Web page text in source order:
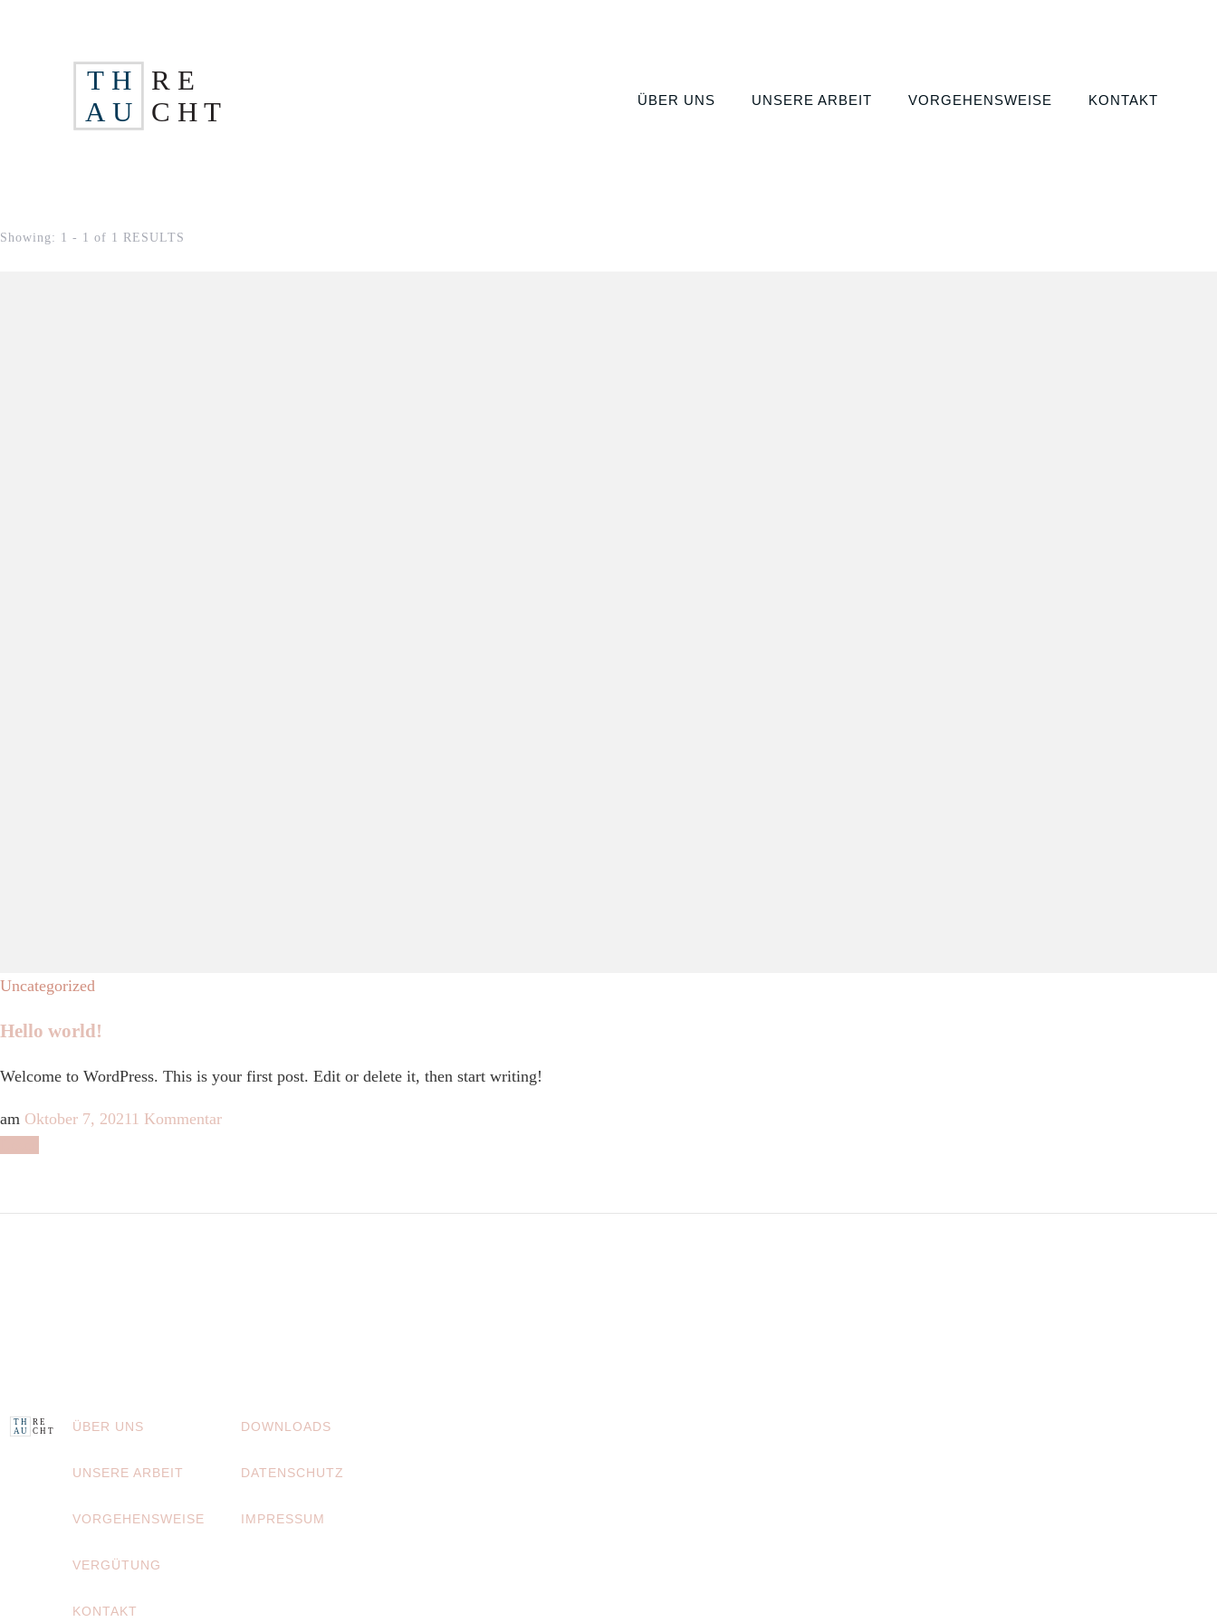
C HT
U
A
T H R E
ÜBER UNS UNSERE ARBEIT VORGEHENSWEISE KONTAKT
Showing: 1 - 1 of 1 RESULTS
Uncategorized
Hello world!
Welcome to WordPress. This is your first post. Edit or delete it, then start writing!
am Oktober 7, 20211 Kommentar
C HT
U
A
T H R E ÜBER UNS
UNSERE ARBEIT
VORGEHENSWEISE
VERGÜTUNG
KONTAKT
DOWNLOADS
DATENSCHUTZ
IMPRESSUM